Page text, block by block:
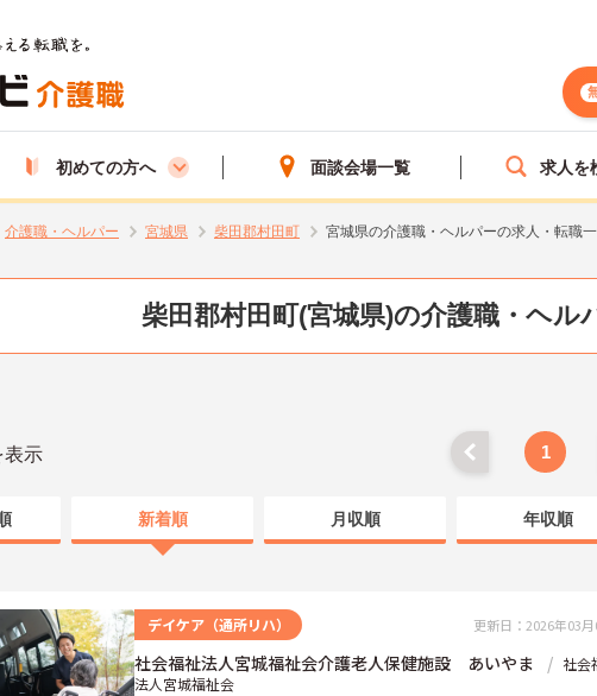
初めての方へ 面談会場一覧 求人を
介護職・ヘルパー 宮城県 柴田郡村田町 宮城県の介護職・ヘルパーの求人・転職
柴田郡村田町(宮城県)の介護職・ヘル
表示 1
新着順 月収順 年収順
デイケア（通所リハ） 更新日：2026年03月
社会福祉法人宮城福祉会介護老人保健施設 あいやま
社会
法人宮城福祉会